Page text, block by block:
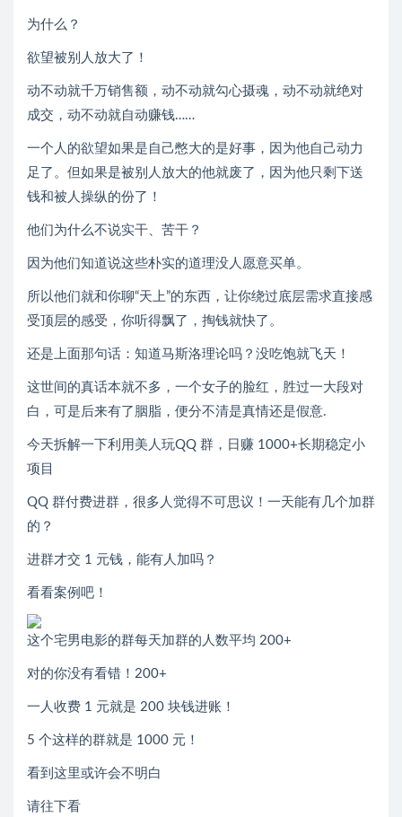
为什么？
欲望被别人放大了！
动不动就千万销售额，动不动就勾心摄魂，动不动就绝对
成交，动不动就自动赚钱……
一个人的欲望如果是自己憋大的是好事，因为他自己动力
足了。但如果是被别人放大的他就废了，因为他只剩下送
钱和被人操纵的份了！
他们为什么不说实干、苦干？
因为他们知道说这些朴实的道理没人愿意买单。
所以他们就和你聊“天上”的东西，让你绕过底层需求直接感
受顶层的感受，你听得飘了，掏钱就快了。
还是上面那句话：知道马斯洛理论吗？没吃饱就飞天！
这世间的真话本就不多，一个女子的脸红，胜过一大段对
白，可是后来有了胭脂，便分不清是真情还是假意.
今天拆解一下利用美人玩QQ 群，日赚 1000+长期稳定小
项目
QQ 群付费进群，很多人觉得不可思议！一天能有几个加群
的？
进群才交 1 元钱，能有人加吗？
看看案例吧！
这个宅男电影的群每天加群的人数平均 200+
对的你没有看错！200+
一人收费 1 元就是 200 块钱进账！
5 个这样的群就是 1000 元！
看到这里或许会不明白
请往下看